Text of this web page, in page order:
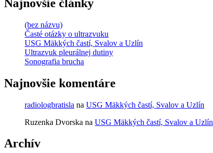
Najnovšie články
(bez názvu)
Časté otázky o ultrazvuku
USG Mäkkých častí, Svalov a Uzlín
Ultrazvuk pleurálnej dutiny
Sonografia brucha
Najnovšie komentáre
radiologbratisla na USG Mäkkých častí, Svalov a Uzlín
Ruzenka Dvorska na USG Mäkkých častí, Svalov a Uzlín
Archív